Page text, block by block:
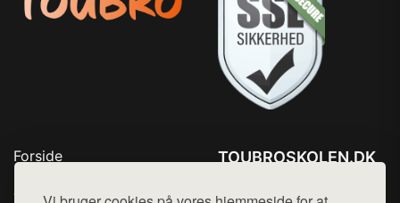
Forside
Top Rabatter
TOUBROSKOLEN.DK